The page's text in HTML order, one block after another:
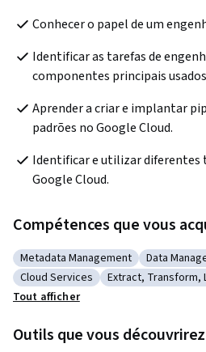
Conhecer o papel de um
Identificar as tarefas de
componentes principais
Aprender a criar e implantar
padrões no Google Cloud.
Identificar e utilizar diferentes
Google Cloud.
Compétences que vous
Catégorie : Metadata
Metadata Management Catégorie
Data
Catégorie : Cloud Services
Cloud Services Catégorie :
Extract, Transform,
Tout afficher
Outils que vous découvrirez